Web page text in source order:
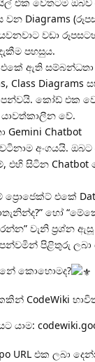
වන Diagrams
වඩා
පහසුය.
ඇති
Class Diagrams
කෝඩ් එක
වේ.
Chatbot
වටිනාම අංගයයි.
එහි සිටින Chatbot
එකේ
හෝ
වැනි ප්‍රශ්න ඇසූ
පිළිතුරු ලබා
කොහොමද?
CodeWiki
යාම:
URL එක ලබා